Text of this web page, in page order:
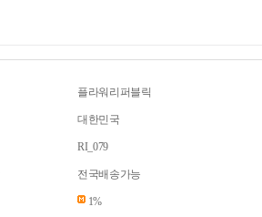
플라워리퍼블릭
대한민국
RI_079
전국배송가능
1%